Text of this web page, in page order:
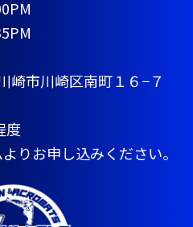
崎市川崎区南町１６−７
度
りお申し込みください。